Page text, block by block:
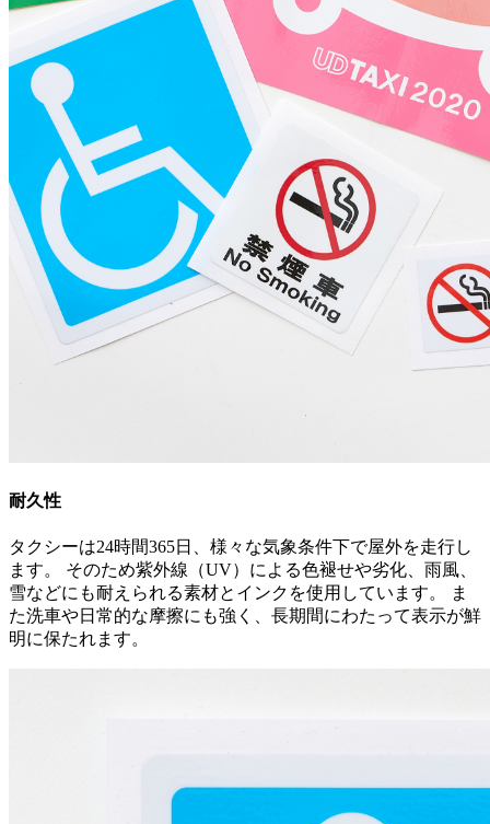
耐久性
タクシーは24時間365日、様々な気象条件下で屋外を走行し
ます。 そのため紫外線（UV）による色褪せや劣化、雨風、
雪などにも耐えられる素材とインクを使用しています。 ま
た洗車や日常的な摩擦にも強く、長期間にわたって表示が鮮
明に保たれます。